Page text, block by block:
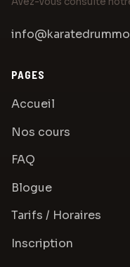
PAGES
Accueil
Nos cours
FAQ
Blogue
Tarifs / Horaires
Inscription